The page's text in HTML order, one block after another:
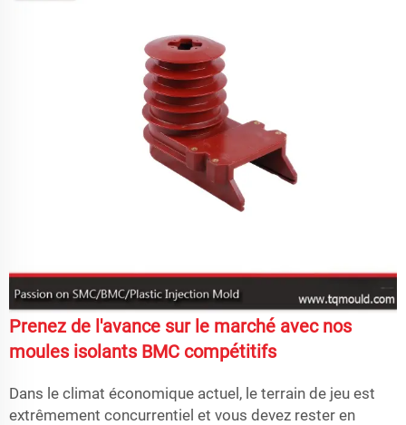
Prenez de l'avance sur le marché avec nos
moules isolants BMC compétitifs
Dans le climat économique actuel, le terrain de jeu est
extrêmement concurrentiel et vous devez rester en